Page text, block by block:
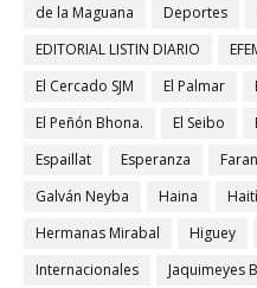
de la Maguana
Deportes
EDITORIAL LISTIN DIARIO
El Cercado SJM
El Palmar
El Peñón Bhona.
El Seibo
Espaillat
Esperanza
Galván Neyba
Haina Haití
Hermanas Mirabal
Higuey
Internacionales
Jaquimeyes